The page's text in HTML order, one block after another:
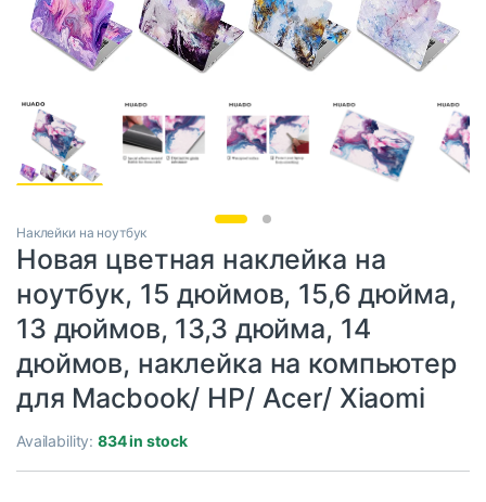
Наклейки на ноутбук
Новая цветная наклейка на
ноутбук, 15 дюймов, 15,6 дюйма,
13 дюймов, 13,3 дюйма, 14
дюймов, наклейка на компьютер
для Macbook/ HP/ Acer/ Xiaomi
Availability:834 in stock